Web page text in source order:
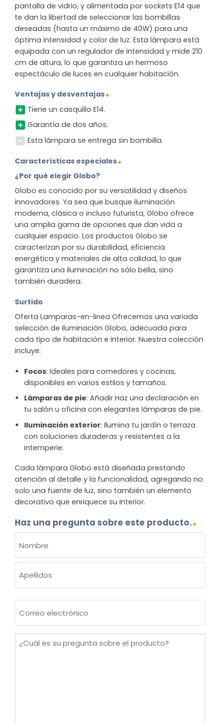
pantalla de vidrio, y alimentada por sockets E14 que
te dan la libertad de seleccionar las bombillas
deseadas (hasta un máximo de 40W) para una
óptima intensidad y color de luz. Esta lámpara está
equipada con un regulador de intensidad y mide 210
cm de altura, lo que garantiza un hermoso
espectáculo de luces en cualquier habitación.
Ventajas y desventajas
Tiene un casquillo E14.
Garantía de dos años.
Esta lámpara se entrega sin bombilla.
Características especiales
¿Por qué elegir Globo?
Globo es conocido por su versatilidad y diseños
innovadores. Ya sea que busque iluminación
moderna, clásica o incluso futurista, Globo ofrece
una amplia gama de opciones que dan vida a
cualquier espacio. Los productos Globo se
caracterizan por su durabilidad, eficiencia
energética y materiales de alta calidad, lo que
garantiza una iluminación no sólo bella, sino
también duradera.
Surtido
Oferta Lamparas-en-linea Ofrecemos una variada
selección de iluminación Globo, adecuada para
cada tipo de habitación e interior. Nuestra colección
incluye:
Focos: Ideales para comedores y cocinas,
disponibles en varios estilos y tamaños.
Lámparas de pie: Añadir Haz una declaración en
tu salón u oficina con elegantes lámparas de pie.
Iluminación exterior: Ilumina tu jardín o terraza
con soluciones duraderas y resistentes a la
intemperie.
Cada lámpara Globo está diseñada prestando
atención al detalle y la funcionalidad, agregando no
solo una fuente de luz, sino también un elemento
decorativo que enriquece su interior.
Haz una pregunta sobre este producto.
(OBLIGATORIO)
Nombre
electrónico
¿Cuál